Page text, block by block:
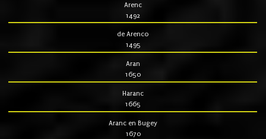
Arenc
1492
de Arenco
1495
Aran
1650
Haranc
1665
Aranc en Bugey
1670